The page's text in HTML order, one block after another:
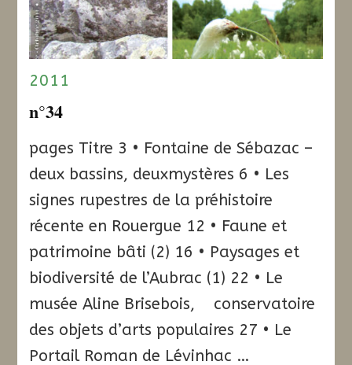
2011
n°34
pages Titre 3 • Fontaine de Sébazac –
deux bassins, deuxmystères 6 • Les
signes rupestres de la préhistoire
récente en Rouergue 12 • Faune et
patrimoine bâti (2) 16 • Paysages et
biodiversité de l’Aubrac (1) 22 • Le
musée Aline Brisebois, conservatoire
des objets d’arts populaires 27 • Le
Portail Roman de Lévinhac …